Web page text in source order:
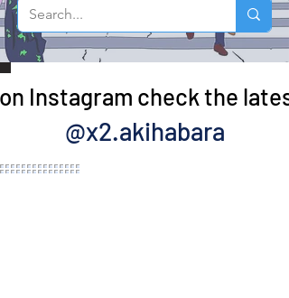
Instagram check the
@x2.akihabara